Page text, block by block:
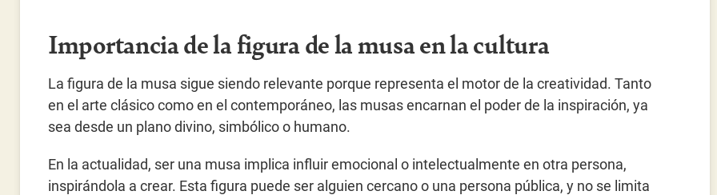
Importancia de la figura de la musa en la cultura
La figura de la musa sigue siendo relevante porque representa el motor de la creatividad. Tanto
en el arte clásico como en el contemporáneo, las musas encarnan el poder de la inspiración, ya
sea desde un plano divino, simbólico o humano.
En la actualidad, ser una musa implica influir emocional o intelectualmente en otra persona,
inspirándola a crear. Esta figura puede ser alguien cercano o una persona pública, y no se limita